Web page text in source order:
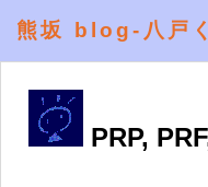
熊坂 blog-八戸
PRP,